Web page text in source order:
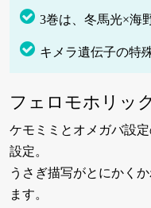
3巻は、冬馬光×海
キメラ遺伝子の特
フェロモホリッ
ケモミミとオメガバ設
設定。
うさぎ描写がとにかく
ます。